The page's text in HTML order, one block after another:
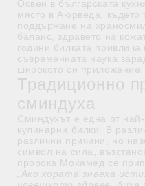
Освен в българската
място в Аюрведа, където
поддържане на
баланс, здравето на
години билката
съвременната наука
широкото си приложение.
Традиционно
сминдуха
Сминдухът е една от
кулинарни билки. В
различни причини, но
символ на сила,
пророка Мохамед се
„Ако хората знаеха